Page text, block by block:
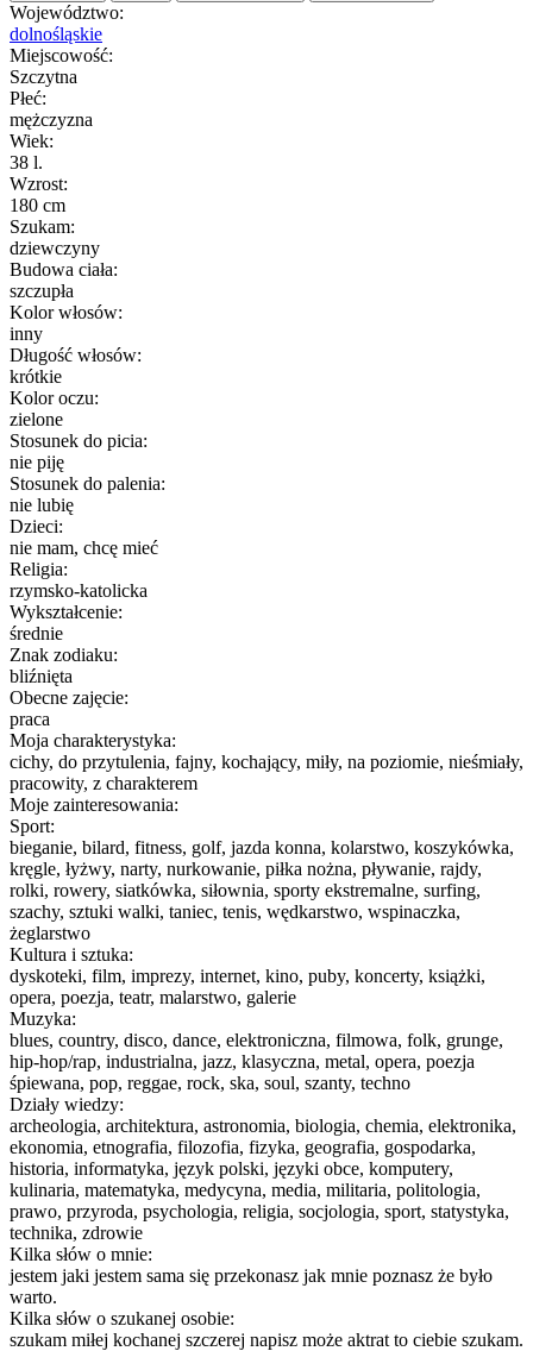
Województwo:
dolnośląskie
Miejscowość:
Szczytna
Płeć:
mężczyzna
Wiek:
38 l.
Wzrost:
180 cm
Szukam:
dziewczyny
Budowa ciała:
szczupła
Kolor włosów:
inny
Długość włosów:
krótkie
Kolor oczu:
zielone
Stosunek do picia:
nie piję
Stosunek do palenia:
nie lubię
Dzieci:
nie mam, chcę mieć
Religia:
rzymsko-katolicka
Wykształcenie:
średnie
Znak zodiaku:
bliźnięta
Obecne zajęcie:
praca
Moja charakterystyka:
cichy, do przytulenia, fajny, kochający, miły, na poziomie, nieśmiały,
pracowity, z charakterem
Moje zainteresowania:
Sport:
bieganie, bilard, fitness, golf, jazda konna, kolarstwo, koszykówka,
kręgle, łyżwy, narty, nurkowanie, piłka nożna, pływanie, rajdy,
rolki, rowery, siatkówka, siłownia, sporty ekstremalne, surfing,
szachy, sztuki walki, taniec, tenis, wędkarstwo, wspinaczka,
żeglarstwo
Kultura i sztuka:
dyskoteki, film, imprezy, internet, kino, puby, koncerty, książki,
opera, poezja, teatr, malarstwo, galerie
Muzyka:
blues, country, disco, dance, elektroniczna, filmowa, folk, grunge,
hip-hop/rap, industrialna, jazz, klasyczna, metal, opera, poezja
śpiewana, pop, reggae, rock, ska, soul, szanty, techno
Działy wiedzy:
archeologia, architektura, astronomia, biologia, chemia, elektronika,
ekonomia, etnografia, filozofia, fizyka, geografia, gospodarka,
historia, informatyka, język polski, języki obce, komputery,
kulinaria, matematyka, medycyna, media, militaria, politologia,
prawo, przyroda, psychologia, religia, socjologia, sport, statystyka,
technika, zdrowie
Kilka słów o mnie:
jestem jaki jestem sama się przekonasz jak mnie poznasz że było
warto.
Kilka słów o szukanej osobie:
szukam miłej kochanej szczerej napisz może aktrat to ciebie szukam.